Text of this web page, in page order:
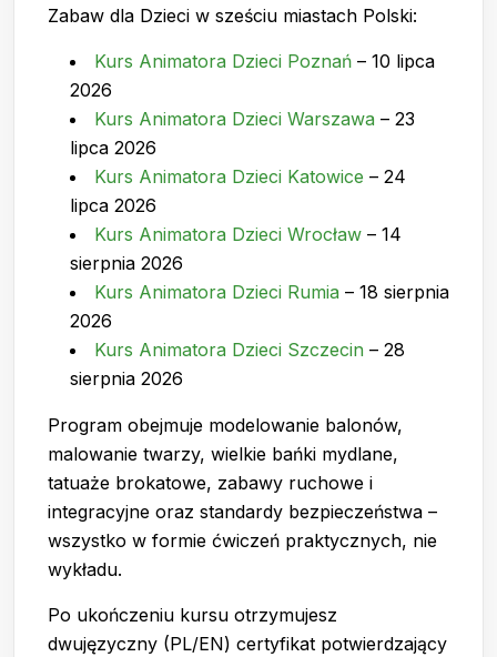
Zabaw dla Dzieci w sześciu miastach Polski:
Kurs Animatora Dzieci Poznań – 10 lipca
2026
Kurs Animatora Dzieci Warszawa – 23
lipca 2026
Kurs Animatora Dzieci Katowice – 24
lipca 2026
Kurs Animatora Dzieci Wrocław – 14
sierpnia 2026
Kurs Animatora Dzieci Rumia – 18 sierpnia
2026
Kurs Animatora Dzieci Szczecin – 28
sierpnia 2026
Program obejmuje modelowanie balonów,
malowanie twarzy, wielkie bańki mydlane,
tatuaże brokatowe, zabawy ruchowe i
integracyjne oraz standardy bezpieczeństwa –
wszystko w formie ćwiczeń praktycznych, nie
wykładu.
Po ukończeniu kursu otrzymujesz
dwujęzyczny (PL/EN) certyfikat potwierdzający